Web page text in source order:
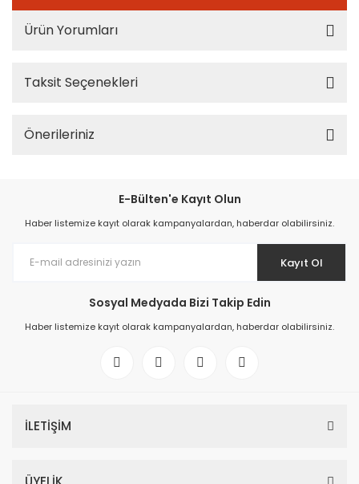
Ürün Yorumları
Taksit Seçenekleri
Önerileriniz
E-Bülten'e Kayıt Olun
Haber listemize kayıt olarak kampanyalardan, haberdar olabilirsiniz.
Kayıt Ol
Sosyal Medyada Bizi Takip Edin
Haber listemize kayıt olarak kampanyalardan, haberdar olabilirsiniz.
İLETİŞİM